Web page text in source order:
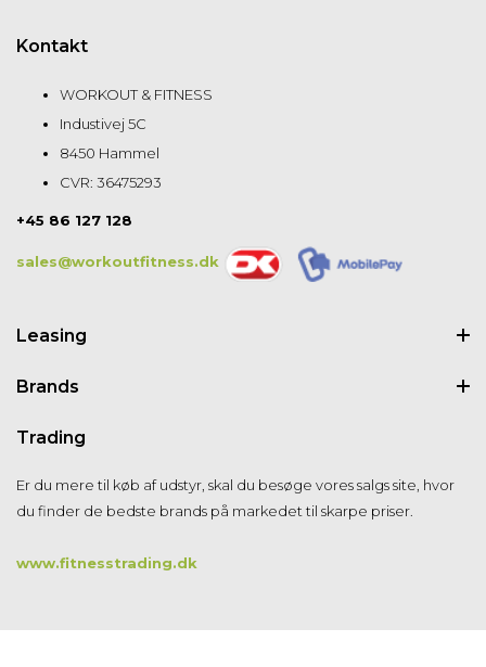
Kontakt
WORKOUT & FITNESS
Industivej 5C
8450 Hammel
CVR: 36475293
+45 86 127 128
sales@workoutfitness.dk
Leasing
Brands
Trading
Er du mere til køb af udstyr, skal du besøge vores salgs site, hvor
du finder de bedste brands på markedet til skarpe priser.
www.fitnesstrading.dk